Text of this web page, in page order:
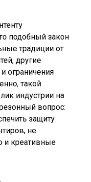
подобный закон
традиции от
другие
ограничения
такой
индустрии на
вопрос:
защиту
не
и креативные